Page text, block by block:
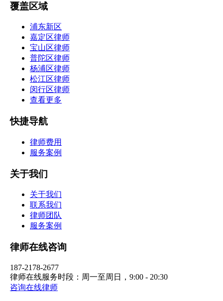
覆盖区域
浦东新区
嘉定区律师
宝山区律师
普陀区律师
杨浦区律师
松江区律师
闵行区律师
查看更多
快捷导航
律师费用
服务案例
关于我们
关于我们
联系我们
律师团队
服务案例
律师在线咨询
187-2178-2677
律师在线服务时段：周一至周日，9:00 - 20:30
咨询在线律师